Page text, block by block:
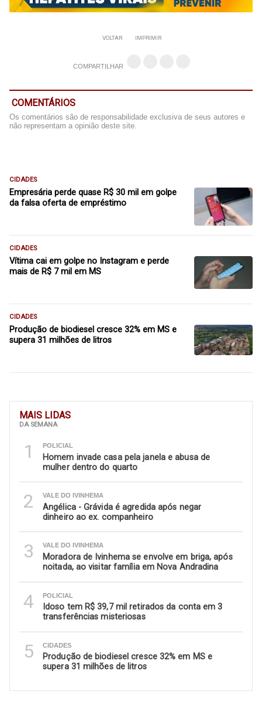
MAIS LIDAS
DA SEMANA
1 POLICIAL
Homem invade casa pela janela e abusa de
mulher dentro do quarto
2 VALE DO IVINHEMA
Angélica - Grávida é agredida após negar
dinheiro ao ex. companheiro
3 VALE DO IVINHEMA
Moradora de Ivinhema se envolve em briga, após
noitada, ao visitar família em Nova Andradina
4 POLICIAL
Idoso tem R$ 39,7 mil retirados da conta em 3
transferências misteriosas
5 CIDADES
Produção de biodiesel cresce 32% em MS e
supera 31 milhões de litros
VOLTAR IMPRIMIR
COMPARTILHAR
COMENTÁRIOS
Os comentários são de responsabilidade exclusiva de seus autores e
não representam a opinião deste site.
CIDADES
Empresária perde quase R$ 30 mil em golpe
da falsa oferta de empréstimo
CIDADES
Vítima cai em golpe no Instagram e perde
mais de R$ 7 mil em MS
CIDADES
Produção de biodiesel cresce 32% em MS e
supera 31 milhões de litros